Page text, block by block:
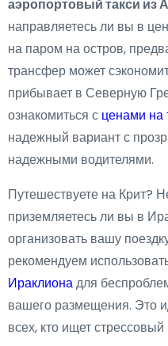
аэропортовый такси из
направляетесь ли вы в
на паром на остров,
трансфер может
прибывает в Северную
ознакомиться с ценами на
надежный вариант с
надежными водителями.
Путешествуете на Крит?
приземляетесь ли вы в
организовать вашу
рекомендуем
Ираклионадля
вашего размещения. Это
всех, кто ищет стрессовый